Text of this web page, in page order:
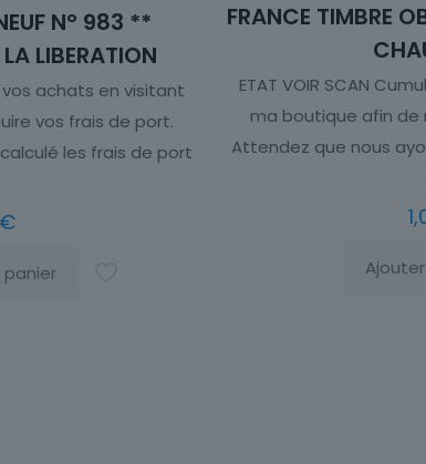
N° 983 **
LIBERATION
vos achats en visitant
vos frais de port.
les frais de port
€
panier
FRANCE TIMBRE
ETAT VOIR SCAN
ma boutique afin de
Attendez que nous